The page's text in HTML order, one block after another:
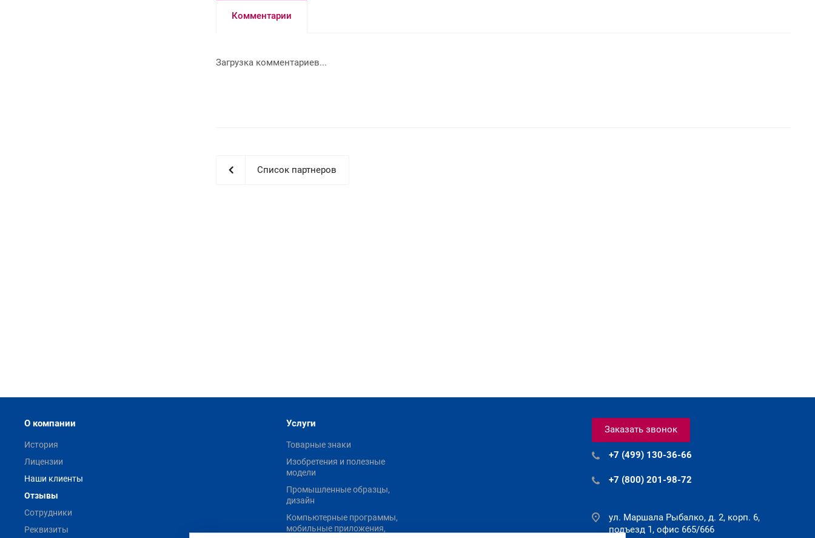
Комментарии
Загрузка комментариев...
Список партнеров
О компании
История
Лицензии
Наши клиенты
Отзывы
Сотрудники
Реквизиты
Услуги
Товарные знаки
Изобретения и полезные
модели
Промышленные образцы,
дизайн
Компьютерные программы,
мобильные приложения,
Заказать звонок
+7 (499) 130-36-66
+7 (800) 201-98-72
ул. Маршала Рыбалко, д. 2, корп. 6,
подъезд 1, офис 665/666